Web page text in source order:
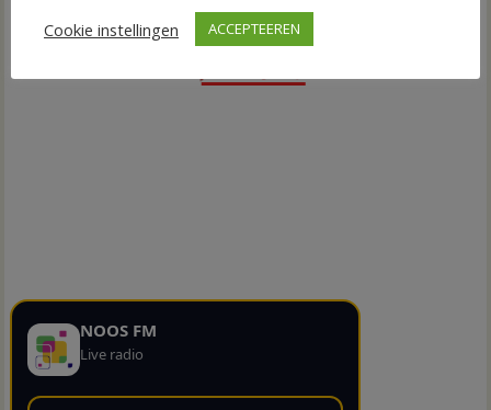
NOOS FM
Live radio
Cookie instellingen
ACCEPTEEREN